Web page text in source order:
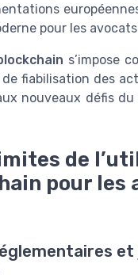
pour les
s’impose
fiabilisation des
nouveaux défis
de
pour les
et